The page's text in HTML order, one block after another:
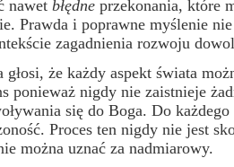
nawet błędneprzekonania, które
Prawda i poprawne myślenie
zagadnienia rozwoju
że każdy aspekt świata
nigdy nie zaistnieje
się do Boga. Do
Proces ten nigdy nie jest
można uznać za nadmiarowy.